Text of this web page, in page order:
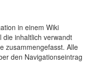
in einem Wiki
die inhaltlich verwandt
zusammengefasst. Alle
den Navigationseintrag